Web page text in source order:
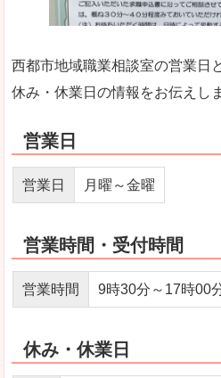
西都市地域職業相談室の営業日
休み・休業日の情報をお伝えし
営業日
営業日 月曜～金曜
営業時間・受付時間
営業時間 9時30分～17時00
休み・休業日